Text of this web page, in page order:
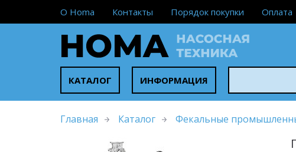
О Homa Контакты Порядок покупки Оплата
КАТАЛОГ ИНФОРМАЦИЯ
Главная Каталог Фекальные